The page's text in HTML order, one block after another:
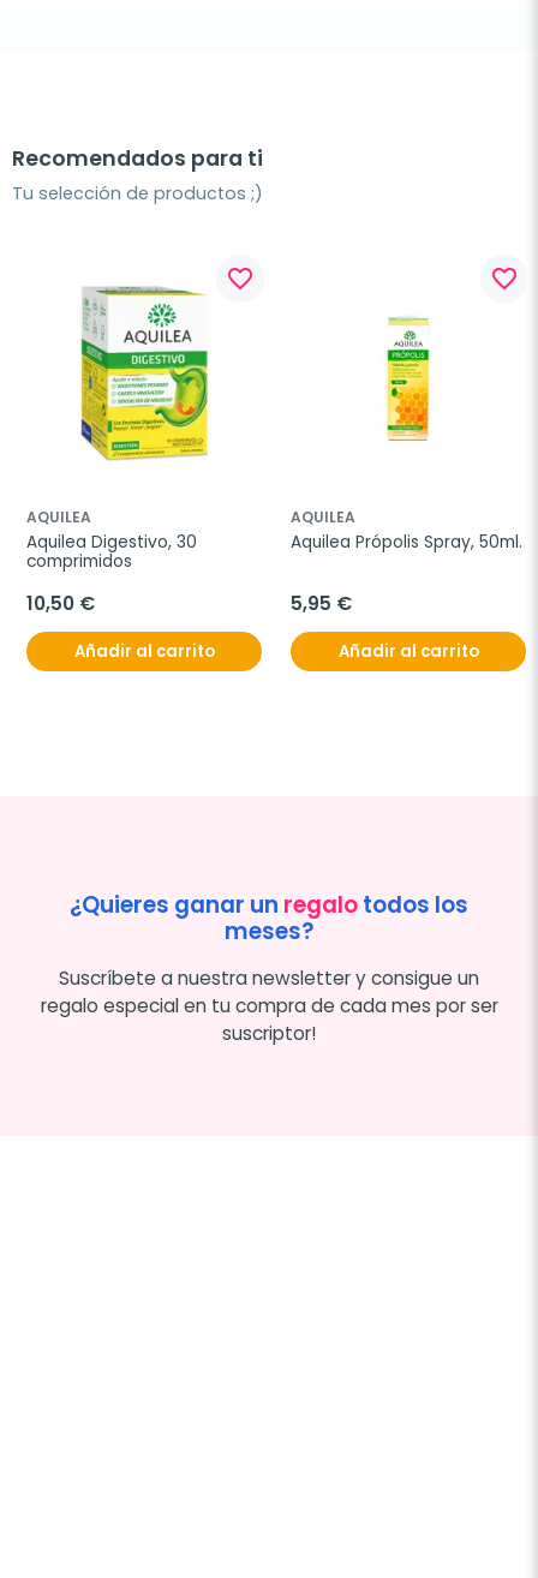
Recomendados para ti
Tu selección de productos ;)
favorite_border
AQUILEA
Aquilea Digestivo, 30
comprimidos
10,50 €
Añadir al carrito
favorite_border
AQUILEA
Aquilea Própolis Spray, 50ml.
5,95 €
Añadir al carrito
¿Quieres ganar un regalotodos los
meses?
Suscríbete a nuestra newsletter y consigue un
regalo especial en tu compra de cada mes por ser
suscriptor!